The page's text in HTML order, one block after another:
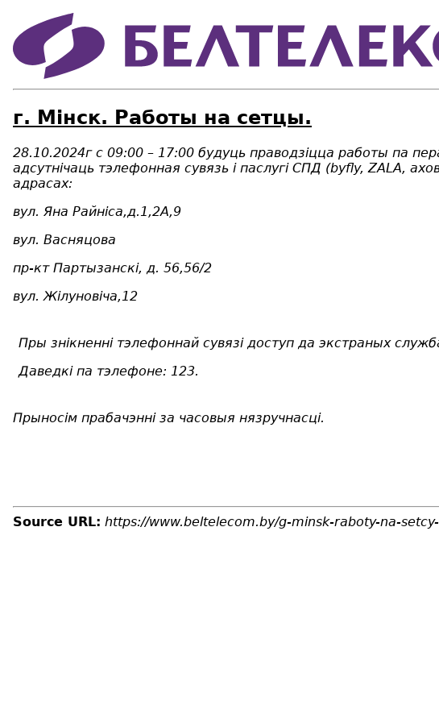
г. Мінск. Работы на сетцы.
28.10.2024г с 09:00 – 17:00 будуць праводзіцца работы па
адсутнічаць тэлефонная сувязь і паслугі СПД (byfly, ZALA,
адрасах:
вул. Яна Райнiса,д.1,2А,9
вул. Васняцова
пр-кт Партызанскi, д. 56,56/2
вул. Жiлуновiча,12
Пры знікненні тэлефоннай сувязі доступ да экстраных
Даведкі па тэлефоне: 123.
Прыносім прабачэнні за часовыя нязручнасці.
Source URL: https://www.beltelecom.by/g-minsk-raboty-na-